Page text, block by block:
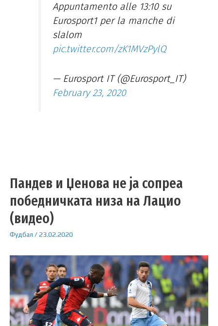
Appuntamento alle 13:10 su
Eurosport1 per la manche di
slalom
pic.twitter.com/zK1MVzPylQ
— Eurosport IT (@Eurosport_IT)
February 23, 2020
Пандев и Џенова не ја сопреа
победничката низа на Лацио
(видео)
Фудбал /23.02.2020